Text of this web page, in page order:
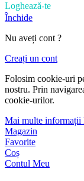
Loghează-te
Închide
Nu aveți cont ?
Creați un cont
Folosim cookie-uri
nostru. Prin
cookie-urilor.
Mai multe informații
Magazin
Favorite
Coș
Contul Meu